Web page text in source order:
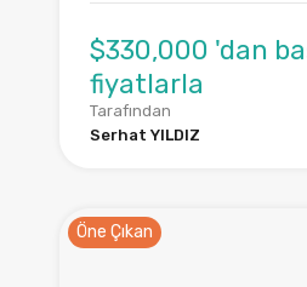
$330,000 'dan
fiyatlarla
Tarafından
Serhat YILDIZ
Öne Çıkan